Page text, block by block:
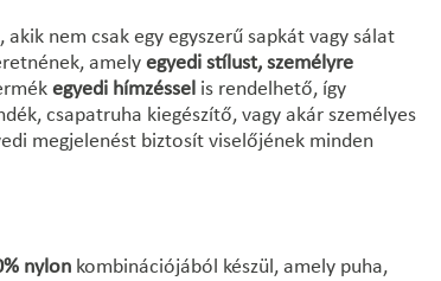
nem csak egy egyszerű sapkát vagy sálat
amely egyedi stílust, személyre
egyedi hímzéssel is rendelhető, így
csapatruha kiegészítő, vagy akár személyes
megjelenést biztosít viselőjének minden
nylon kombinációjából készül, amely puha,